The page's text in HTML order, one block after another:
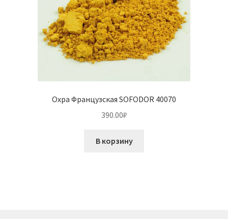
Охра Французская SOFODOR 40070
390.00₽
В корзину